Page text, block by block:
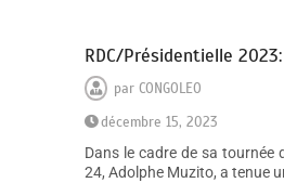
RDC/Présidentielle
parCONGOLEO
décembre 15, 2023
Dans le cadre de sa tournée
24, Adolphe Muzito, a tenue